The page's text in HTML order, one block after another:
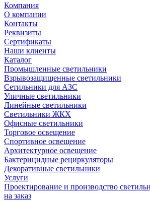
Компания
О компании
Контакты
Реквизиты
Сертификаты
Наши клиенты
Каталог
Промышленные светильники
Взрывозащищенные светильники
Сетильники для АЗС
Уличные светильники
Линейные светильники
Светильники ЖКХ
Офисные светильники
Торговое освещение
Спортивное освещение
Архитектурное освещение
Бактерицидные рециркуляторы
Декоративные светильники
Услуги
Проектирование и производство
на заказ